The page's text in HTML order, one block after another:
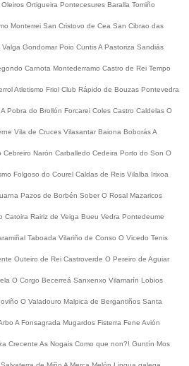
Oleiros Ortigueira Pontecesures Baralla Tomiño
Monterrei San Cristovo de Cea San Cibrao das
Valga Gondomar Poio CuntisA Pastoriza Sandiás
Carnota Montederramo Castro de Rei Tempo
Atletismo Friol Club Rápido de Bouzas Pontevedra
A Pobra do Brollón Forcarei Coles Castro Caldelas O
Vila de Cruces Vilasantar Baiona BoborásA
Cebreiro Narón Carballedo Cedeira Porto do Son O
Folgoso do Courel Caldas de Reis Vilalba Irixoa
Pazos de Borbén Sober O Rosal Mazaricos
Catoira Rairiz de Veiga Bueu Vedra Pontedeume
Taboada Vilariño de Conso O Vicedo Tenis
Outeiro de Rei Castroverde O Pereiro de Aguiar
O Corgo Becerreá Sanxenxo Vilamarín Lobios
O Valadouro Malpica de Bergantiños Santa
A Fonsagrada Mugardos Fisterra Fene Avión
Crecente As Nogais Como que non?! Guntín Mos